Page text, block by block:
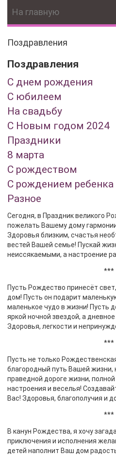
На главную
Поздравления
Поздравления
С днем рождения
С юбилеем
На свадьбу
С Новым годом 2024
Праздники
8 марта
С рождеством
С рождением ребенка
Разное
Сегодня, в Праздник великого
пожелать Вашему дому
Здоровья близким, счастья
вестей Вашей семье! Пускай
неиссякаемыми, а настроение
***
Пусть Рождество принесёт
дом! Пусть он подарит
маленькое чудо в жизни! Пусть
яркой ночной звездой, а
Здоровья, легкости и
***
Пусть не только
благородный путь Вашей жизни,
праведной дороге жизни,
настроения и веселья!
Вас! Здоровья, благополучия и
***
В канун Рождества, я хочу
приключения и исполнения
детей наполнит Ваш дом